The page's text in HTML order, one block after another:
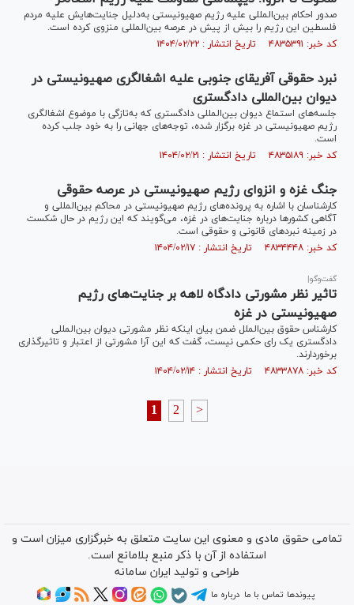
صدور احکام بین‌المللی علیه رژیم صهیونیستی به‌دلیل جنایت‌هایش علیه مردم
فلسطین این رژیم را بیش از پیش در عرصه بین‌المللی منزوی کرده است.
کد خبر: ۴۸۳۵۳۹۱ تاریخ انتشار : ۱۴۰۴/۰۲/۲۲
نبرد حقوقی آفریقای جنوبی علیه اشغالگری صهیونیستی در
دیوان بین‌المللی دادگستری
جلسه‌های استماع دیوان بین‌المللی دادگستری که به‌تازگی با موضوع اشغالگری
رژیم صهیونیستی در غزه برگزار شده، توجه‌های جهانی را به خود جلب کرده
است.
کد خبر: ۴۸۳۵۱۸۹ تاریخ انتشار : ۱۴۰۴/۰۲/۲۱
جنگ غزه و انزوای رژیم صهیونیستی در عرصه حقوقی
کارشناسان با اشاره به پرونده‌های رژیم صهیونیستی در محاکم بین‌المللی و
آگاهی کشور‌ها درباره جنایت‌های در غزه، می‌گویند که این رژیم در حال شکست
در زمینه نبرد‌های قانونی و حقوقی است.
کد خبر: ۴۸۳۴۴۴۸ تاریخ انتشار : ۱۴۰۴/۰۲/۱۷
گفت‌وگو|
تاثیر نظر مشورتی دادگاه لاهه بر جنایت‌های رژیم
صهیونیستی در غزه
کارشناس حقوق بین‌الملل ضمن بیان اینکه نظر مشورتی دیوان بین‌المللی
دادگستری یک رای حکمی نیست، گفت که این آرا مشورتی از اعتبار و تاثیرگذاری
برخوردارند.
کد خبر: ۴۸۳۳۸۷۸ تاریخ انتشار : ۱۴۰۴/۰۲/۱۴
1 2 >
تمامی حقوق مادی و معنوی این سایت متعلق به خبرگزاری میزان است و
استفاده از آن با ذکر منبع بلامانع است.
طراحی و تولید ایران سامانه
پیوندها تماس با ما درباره ما